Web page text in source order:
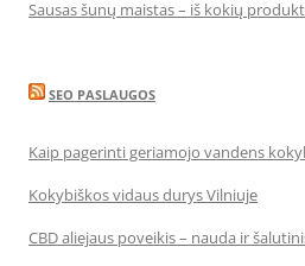
Sausas šunų maistas – iš kokių
SEO PASLAUGOS
Kaip pagerinti geriamojo vandens
Kokybiškos vidaus durys Vilniuje
CBD aliejaus poveikis – nauda ir